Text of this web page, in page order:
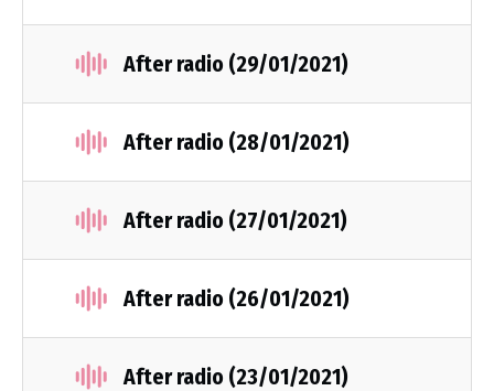
After radio (29/01/2021)
After radio (28/01/2021)
After radio (27/01/2021)
After radio (26/01/2021)
After radio (23/01/2021)